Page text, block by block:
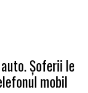
Șoferii le
mobil